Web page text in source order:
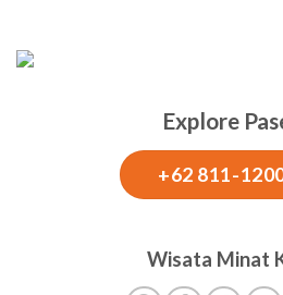
Bogor
Smart
yang
Explore
+62 811-
Wisata Minat